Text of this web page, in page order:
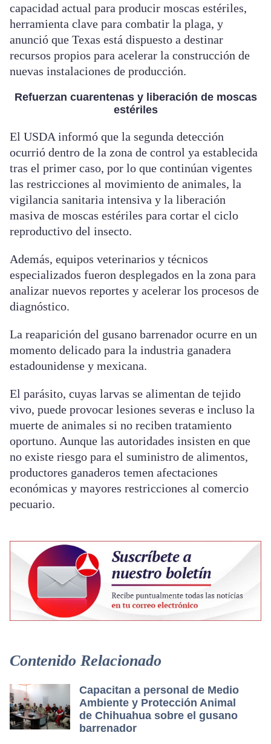
capacidad actual para producir moscas estériles,
herramienta clave para combatir la plaga, y
anunció que Texas está dispuesto a destinar
recursos propios para acelerar la construcción de
nuevas instalaciones de producción.
Refuerzan cuarentenas y liberación de moscas
estériles
El USDA informó que la segunda detección
ocurrió dentro de la zona de control ya establecida
tras el primer caso, por lo que continúan vigentes
las restricciones al movimiento de animales, la
vigilancia sanitaria intensiva y la liberación
masiva de moscas estériles para cortar el ciclo
reproductivo del insecto.
Además, equipos veterinarios y técnicos
especializados fueron desplegados en la zona para
analizar nuevos reportes y acelerar los procesos de
diagnóstico.
La reaparición del gusano barrenador ocurre en un
momento delicado para la industria ganadera
estadounidense y mexicana.
El parásito, cuyas larvas se alimentan de tejido
vivo, puede provocar lesiones severas e incluso la
muerte de animales si no reciben tratamiento
oportuno. Aunque las autoridades insisten en que
no existe riesgo para el suministro de alimentos,
productores ganaderos temen afectaciones
económicas y mayores restricciones al comercio
pecuario.
Contenido Relacionado
Capacitan a personal de Medio
Ambiente y Protección Animal
de Chihuahua sobre el gusano
barrenador